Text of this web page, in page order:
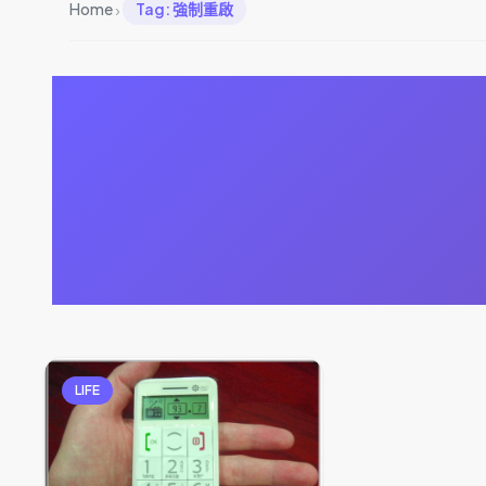
Home› Tag: 強制重啟
LIFE